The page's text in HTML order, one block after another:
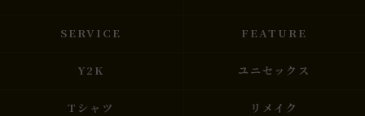
SERVICE FEATURE
Y2K ユニセックス
Tシャツ リメイク